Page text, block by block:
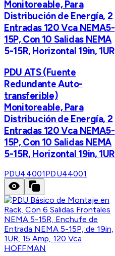
Monitoreable, Para
Distribución de Energía, 2
Entradas 120 Vca NEMA5-
15P, Con 10 Salidas NEMA
5-15R, Horizontal 19in, 1UR
PDU ATS (Fuente
Redundante Auto-
transferible)
Monitoreable, Para
Distribución de Energía, 2
Entradas 120 Vca NEMA5-
15P, Con 10 Salidas NEMA
5-15R, Horizontal 19in, 1UR
PDU44001PDU44001
HOFFMAN